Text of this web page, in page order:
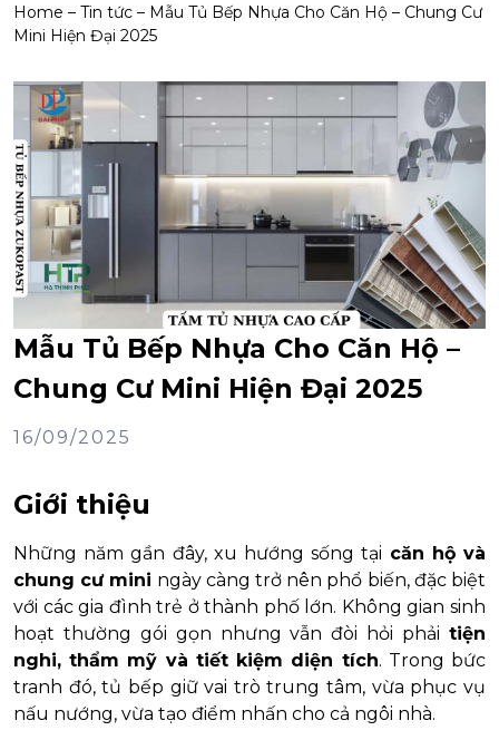
Home – Tin tức – Mẫu Tủ Bếp Nhựa Cho Căn Hộ – Chung Cư
Mini Hiện Đại 2025
Mẫu Tủ Bếp Nhựa Cho Căn Hộ –
Chung Cư Mini Hiện Đại 2025
16/09/2025
Giới thiệu
Những năm gần đây, xu hướng sống tại căn hộ và
chung cư mini ngày càng trở nên phổ biến, đặc biệt
với các gia đình trẻ ở thành phố lớn. Không gian sinh
hoạt thường gói gọn nhưng vẫn đòi hỏi phải tiện
nghi, thẩm mỹ và tiết kiệm diện tích. Trong bức
tranh đó, tủ bếp giữ vai trò trung tâm, vừa phục vụ
nấu nướng, vừa tạo điểm nhấn cho cả ngôi nhà.